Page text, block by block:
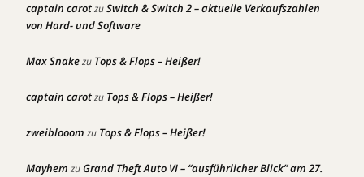
captain carotzuSwitch & Switch 2 – aktuelle Verkaufszahlen
von Hard- und Software
Max Snakezu Tops & Flops – Heißer!
captain carotzu Tops & Flops – Heißer!
zweiblooom zu Tops & Flops – Heißer!
Mayhem zuGrand Theft Auto VI – “ausführlicher Blick” am 27.